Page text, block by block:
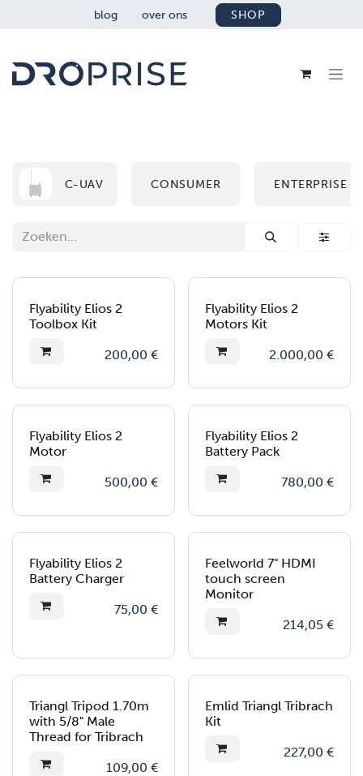
OVERSLAAN NAAR INHOUD
blog over ons SHOP
C-UAV CONSUMER ENTERPRISE
Flyability Elios 2
Toolbox Kit
200,00 €
Flyability Elios 2
Motors Kit
2.000,00 €
Flyability Elios 2
Motor
500,00 €
Flyability Elios 2
Battery Pack
780,00 €
Flyability Elios 2
Battery Charger
75,00 €
Feelworld 7" HDMI
touch screen
Monitor
214,05€
Triangl Tripod 1.70m
with 5/8" Male
Thread for Tribrach
109,00 €
Emlid Triangl Tribrach
Kit
227,00 €